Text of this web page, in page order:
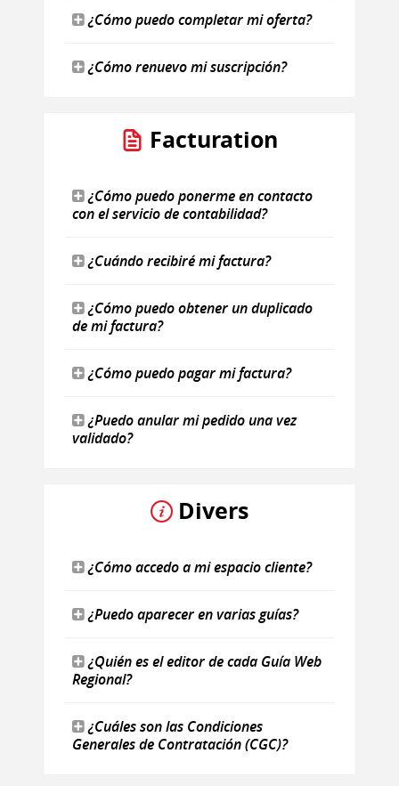
¿Cómo puedo completar mi oferta?
¿Cómo renuevo mi suscripción?
Facturation
¿Cómo puedo ponerme en contacto
con el servicio de contabilidad?
¿Cuándo recibiré mi factura?
¿Cómo puedo obtener un duplicado
de mi factura?
¿Cómo puedo pagar mi factura?
¿Puedo anular mi pedido una vez
validado?
Divers
¿Cómo accedo a mi espacio cliente?
¿Puedo aparecer en varias guías?
¿Quién es el editor de cada Guía Web
Regional?
¿Cuáles son las Condiciones
Generales de Contratación (CGC)?